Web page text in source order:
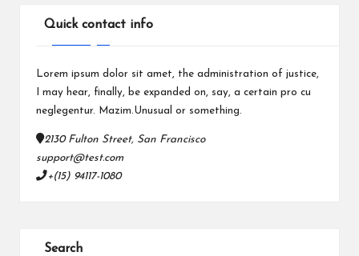
Quick contact info
Lorem ipsum dolor sit amet, the administration of justice,
I may hear, finally, be expanded on, say, a certain pro cu
neglegentur.
Mazim.Unusual or something.
2130 Fulton Street, San Francisco
support@test.com
+(15) 94117-1080
Search